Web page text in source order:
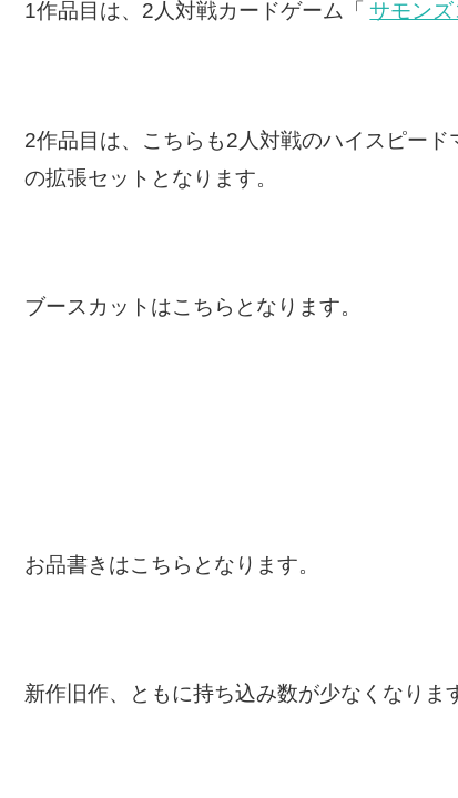
1作品目は、2人対戦カードゲーム「 サモン
2作品目は、こちらも2人対戦のハイスピー
の拡張セットとなります。
ブースカットはこちらとなります。
お品書きはこちらとなります。
新作旧作、ともに持ち込み数が少なくなり